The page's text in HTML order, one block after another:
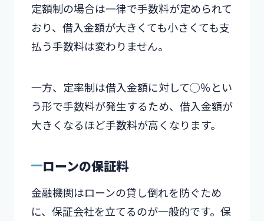
定額制の場合は一律で手数料が定められて
おり、借入金額が大きくても小さくても支
払う手数料は変わりません。
一方、定率制は借入金額に対して◯％とい
う形で手数料が発生するため、借入金額が
大きくなるほど手数料が高くなります。
ローンの保証料
金融機関はローンの貸し倒れを防ぐため
に、保証会社を立てるのが一般的です。保